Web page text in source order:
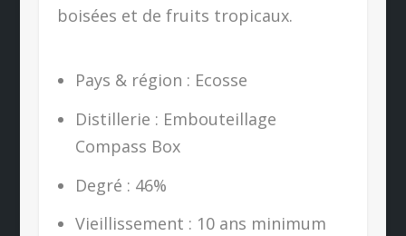
boisées et de fruits tropicaux.
Pays & région : Ecosse
Distillerie : Embouteillage
Compass Box
Degré : 46%
Vieillissement : 10 ans minimum